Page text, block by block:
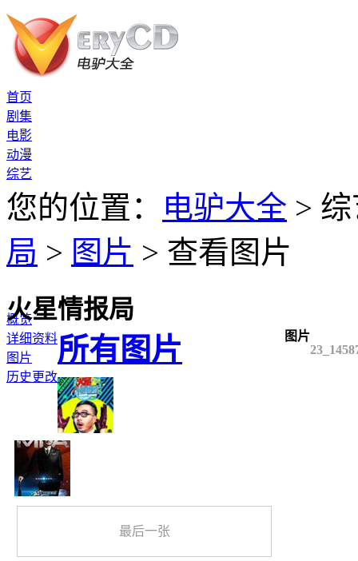
首页
剧集
电影
动漫
综艺
您的位置： 电驴大全 >
局 > 图片 > 查看图片
火星情报局
概览
详细资料
图片
历史更改
图片
所有图片
最后一张